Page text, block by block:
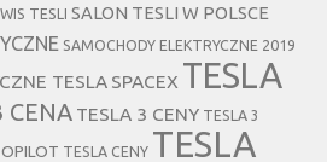
TESLI SALON TESLI W POLSCE
SAMOCHODY ELEKTRYCZNE 2019
TESLA SPACEX TESLA
CENA TESLA 3 CENY TESLA 3
TESLA CENY TESLA